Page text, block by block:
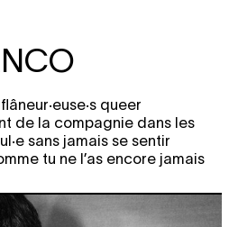
queer
de la compagnie dans les
sans jamais se sentir
tu ne l’as encore jamais